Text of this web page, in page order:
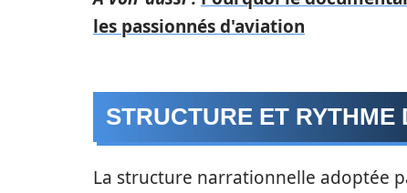
les passionnés d'aviation
STRUCTURE ET RYTHME
La structure narrationnelle adoptée